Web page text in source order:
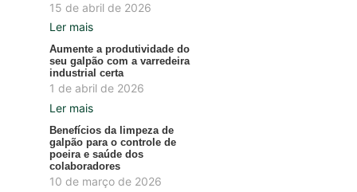
15 de abril de 2026
Ler mais
Aumente a produtividade do
seu galpão com a varredeira
industrial certa
1 de abril de 2026
Ler mais
Benefícios da limpeza de
galpão para o controle de
poeira e saúde dos
colaboradores
10 de março de 2026